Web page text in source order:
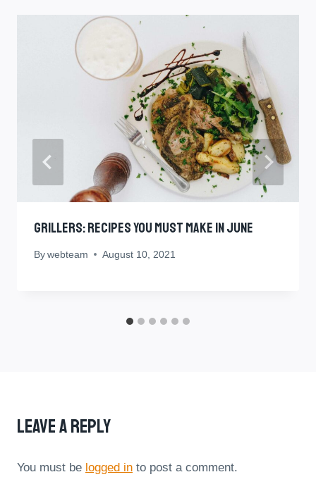
Grillers: Recipes You Must Make In June
By webteam August 10, 2021
Leave A Reply
You must be logged in to post a comment.